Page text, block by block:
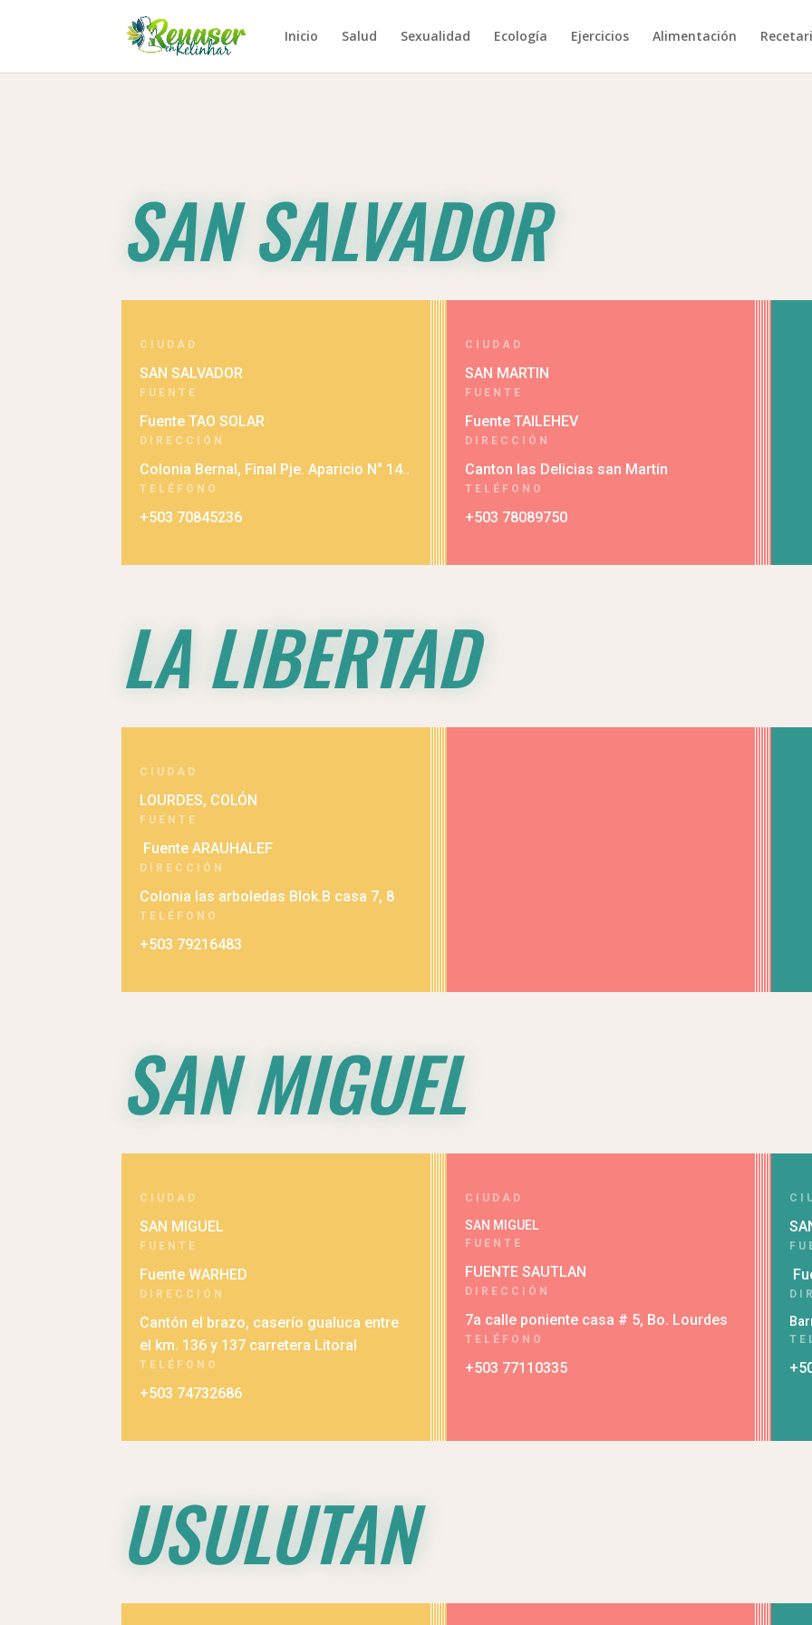
Inicio Salud Sexualidad Ecología Ejercicios Alimentación
SAN SALVADOR
CIUDAD
SAN SALVADOR
FUENTE
Fuente TAO SOLAR
DIRECCIÓN
Colonia Bernal, Final Pje. Aparicio N° 14..
TELÉFONO
+503 70845236
CIUDAD
SAN MARTIN
FUENTE
Fuente TAILEHEV
DIRECCIÓN
Canton las Delicias san Martín
TELÉFONO
+503 78089750
LA LIBERTAD
CIUDAD
LOURDES, COLÓN
FUENTE
Fuente ARAUHALEF
DIRECCIÓN
Colonia las arboledas Blok.B casa 7, 8
TELÉFONO
+503 79216483
SAN MIGUEL
CIUDAD
SAN MIGUEL
FUENTE
Fuente WARHED
DIRECCIÓN
Cantón el brazo, caserío gualuca entre
el km. 136 y 137 carretera Litoral
TELÉFONO
+503 74732686
CIUDAD
SAN MIGUEL
FUENTE
FUENTE SAUTLAN
DIRECCIÓN
7a calle poniente casa # 5, Bo. Lourdes
TELÉFONO
+503 77110335
USULUTAN